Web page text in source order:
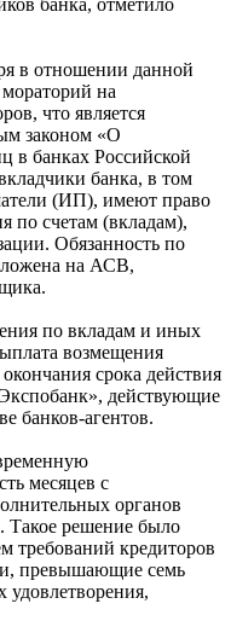
возмещения
могут
банка, отметило
в отношении данной
на
что является
законом «О
в банках Российской
банка, в том
(ИП), имеют право
Обязанность по
на АСВ,
по вкладам и иных
срока действия
действующие
банков-агентов.
месяцев с
органов
решение было